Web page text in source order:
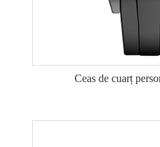
Ceas de cuarț